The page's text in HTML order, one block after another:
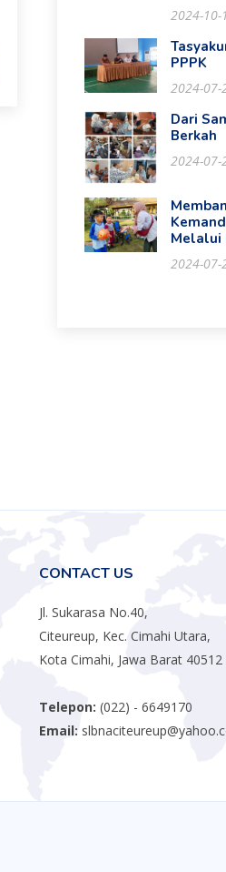
2024-
PPPK
2024-07-
Dari
Berkah
2024-
Melalui
2024-
CONTACT US
Jl. Sukarasa No.40,
Citeureup, Kec. Cimahi Utara,
Kota Cimahi, Jawa Barat 40512
Telepon: (022) - 6649170
Email: